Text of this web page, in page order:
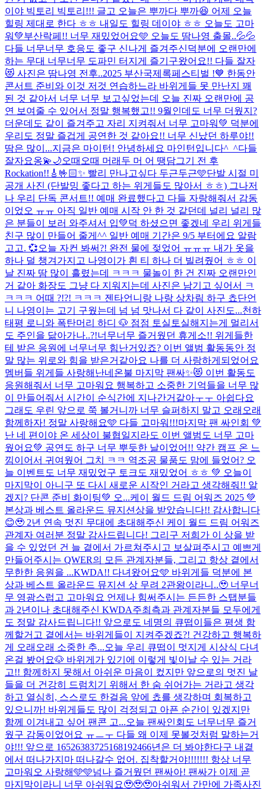
이야 빅토리 빅토리!!! 글고 오늘은 뿌까다 뿌까😆 어제 오늘
힐링 제대로 한다 ㅎㅎ 내일도 힐링 데이야 ㅎㅎ 오늘도 고마
워💚부산락페!! 너무 재밌었어요🩵 오늘도 땀나영 출몰..💦💦
다들 너무너무 호응도 좋구 신나게 즐겨주신덕분에 오랜만에
하는 무대 너무너무 도파민 터지게 즐기구왔어요!! 다들 잘자
😻 사진은 땀나영 전후..2025 부산국제록페스티벌 !💙 한동안
콘서트 준비와 이것 저것 연습하느라 바위게들 못 만난지 꽤
된 것 같아서 너무 너무 보고싶었는데 오늘 진짜 오랜만에 공
연 보여줄 수 있어서 정말 행복했고!! 9월인데도 너무 더웠지?
더운데도 같이 즐겨주고 자리 지켜줘서 너무 고마워💚 덕분에
우리도 정말 즐겁게 공연한 것 같아요!! 너무 신났던 하루야!!
땀은 많이...지금은 마이턴! 안녕하세요 마인턴입니다^_^다들
잘자요옹💫🌙오때오때 머래두 머 어 땡담그기 전 후
Rockation!!🎸🤟🏻✨ 빨리 만나고싶다 두근두근🩵단발 시절 미
공개 사진 (단발밍 좋다고 하는 위게들도 많아서 ㅎㅎ) 그나저
나 우리 단독 콘서트!! 예매 완료했다고 다들 자랑해줘서 감동
이었오 ㅠㅠ 아직 일반 예매 시작 안 한 것 같던데 널리 널리 많
은 분들이 보러 와주셔서 입💚덕 하셨으면 좋겠네 우리 위게들
친구 많이 만들어 줄게^^ 일반 예매 기간은 9/5 부터에요 알람
고고. 💞오늘 자컨 봐써?! 완전 물에 젖었어 ㅠㅠㅠ 내가 옷을
하나 덜 챙겨가지고 나영이가 흰 티 하나 더 빌려줬어 ㅎㅎ 이
날 진짜 땀 많이 흘렸는데 ㅋㅋㅋ 물놀이 한 건 진짜 오랜만인
거 같아 화장도 그냥 다 지워지는데 사진은 남기고 싶어서 ㅋ
ㅋㅋㅋ 어때 ?!?! ㅋㅋㅋ 젠타언니랑 나랑 상차림 하구 쵸단언
니 나영이는 고기 구웠는데 넘 넘 맛나서 다 같이 사진도...천하
태평 로니와 폭탄머리 하디 🐶 점점 토실토실해지는게 멀리서
도 주인을 닮아가나..?!너무너무 즐거웠던 휴게소!! 위게들한
테 받은 응원에 너무너무 힘난거있죠? 이번 앨범 활동동안 정
말 많는 위로와 힘을 받은거같아요 나를 더 사랑하게되었어요
멤버들 위게들 사랑해 난네온불 마지막 팬싸✨😻 이번 활동도
응원해줘서 너무 고마워요 행복하고 소중한 기억들을 너무 많
이 만들어줘서 시간이 순식간에 지나간거같아ㅜㅜ 아쉽다요
그래도 우린 앞으로 쭉 볼거니까 너무 슬퍼하지 말고 오래오래
함께하자! 정말 사랑해요🩵 다들 고마워!!!마지막 팬 싸인회 💚
난 네 편이야 온 세상이 불협일지라도 이번 앨범도 너무 고마
웠어요💚 공연도 하구 너무 뿌듯한 날이었어!! 약간 캠프 온 느
낌이어서 귀여웠어 그치 ㅋㅋ 역조공 물품도 맘에 들었어? 오
늘 이벤트도 너무 재밌었구 토크도 재밌었어 ㅎㅎ 💚 오늘이
마지막이 아니구 또 다시 새로운 시작인 거라고 생각해줘!! 알
겠지? 단콘 준비 화이팅💚 오...케이 월드 드림 어워즈 2025 💚
본상과 베스트 올라운드 뮤지션상을 받았습니다!! 감사합니다
😊🥹 2년 연속 멋진 무대에 초대해주신 케이 월드 드림 어워즈
관계자 여러분 정말 감사드립니다! 그리구 저희가 이 상을 받
을 수 있었던 건 늘 곁에서 가르쳐주시고 보살펴주시고 예쁘게
만들어주시는 QWER의 모든 관계자분들, 그리고 항상 곁에서
무한한 응원을 ...KWDA!! 다녀왔어요🩵 바위게들 덕분에 본
상과 베스트 올라운드 뮤지션 상 무려 2관왕이라니..🥹 너무너
무 영광스럽고 고마워요 언제나 힘써주시는 든든한 스탭분들
과 2년이나 초대해주신 KWDA주최측과 관계자분들 모두에게
도 정말 감사드립니다!! 앞으로도 네명의 큐떱이들은 평생 함
께할거고 곁에서는 바위게들이 지켜주겠죠?! 건강하고 행복하
게 오래오래 소중한 추...오늘 우리 큐떱이 멋지게 시상식 다녀
온걸 봤어요🐶 바위게가 있기에 이렇게 빛이날 수 있는 거라
고!! 함께하지 못해서 아쉬운 마음이 컸지만 앞으로의 멋진 날
들을 더 건강히 드럼치기 위해서 한 숨 쉬어가는 거라고 생각
하고 열심히, 스스로도 한걸음 앞에 쵸를 생각하며 회복하고
있으니까! 바위게들도 많이 걱정되고 아픈 순간이 있겠지만
함께 이겨내고 싶어 팬콘 고...오늘 팬싸인회도 너무너무 즐거
웠구 감동이었어요 ㅠㅡㅜ 다들 왜 이제 못볼것처럼 말하는거
야!!! 앞으로 16526383725168192466년은 더 봐야한다구 내곁
에서 떠나가지마 떠나갈수 없어. 집착할거야!!!!!!! 항상 너무
고마워오 사랑해🩵🩵넘나 즐거웠던 팬싸아! 팬싸가 이제 곧
마지막이라니 너무 아쉬워요🥹🥹🥹아쉬워서 간만에 가족사진